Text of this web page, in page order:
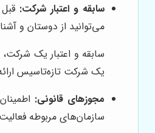
سابقه و اعتبار شرکت:
می‌توانید از دوستان و
سابقه و اعتبار یک
یک شرکت تازه‌تاسیس
مجوزهای قانونی:
سازمان‌های مربوطه